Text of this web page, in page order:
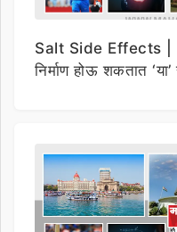
Salt Side Effects |
निर्माण होऊ शकतात